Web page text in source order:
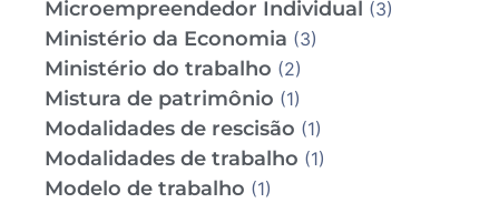
Microempreendedor Individual (3)
Ministério da Economia (3)
Ministério do trabalho (2)
Mistura de patrimônio (1)
Modalidades de rescisão (1)
Modalidades de trabalho (1)
Modelo de trabalho (1)